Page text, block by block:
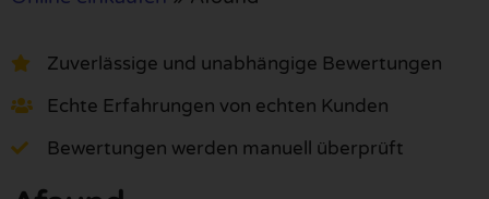
Zuverlässige und unabhängige Bewertungen
Echte Erfahrungen von echten Kunden
Bewertungen werden manuell überprüft